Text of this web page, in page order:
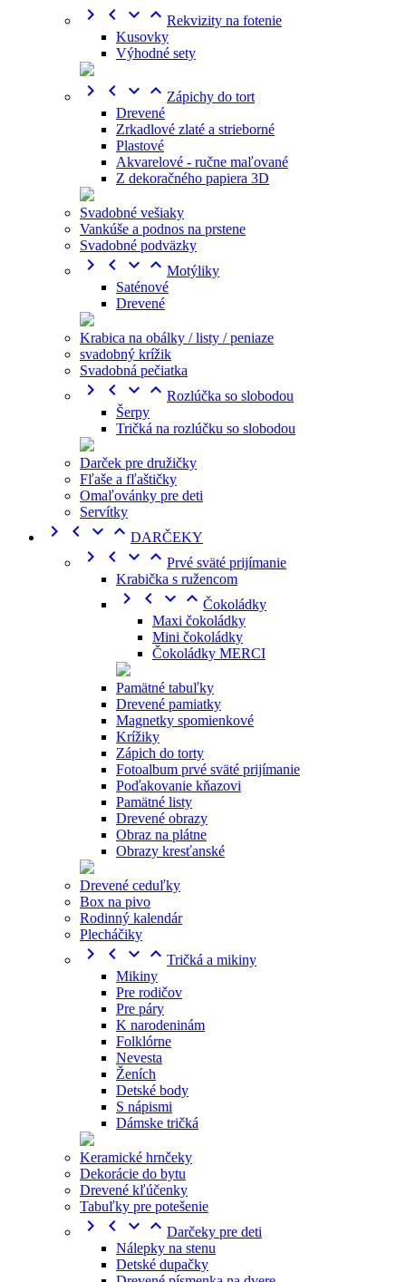
    Rekvizity na fotenie
Kusovky
Výhodné sety
    Zápichy do tort
Drevené
Zrkadlové zlaté a strieborné
Plastové
Akvarelové - ručne maľované
Z dekoračného papiera 3D
Svadobné vešiaky
Vankúše a podnos na prstene
Svadobné podväzky
    Motýliky
Saténové
Drevené
Krabica na obálky / listy / peniaze
svadobný krížik
Svadobná pečiatka
    Rozlúčka so slobodou
Šerpy
Tričká na rozlúčku so slobodou
Darček pre družičky
Fľaše a fľaštičky
Omaľovánky pre deti
Servítky
    DARČEKY
    Prvé sväté prijímanie
Krabička s ružencom
    Čokoládky
Maxi čokoládky
Mini čokoládky
Čokoládky MERCI
Pamätné tabuľky
Drevené pamiatky
Magnetky spomienkové
Krížiky
Zápich do torty
Fotoalbum prvé sväté prijímanie
Poďakovanie kňazovi
Pamätné listy
Drevené obrazy
Obraz na plátne
Obrazy kresťanské
Drevené ceduľky
Box na pivo
Rodinný kalendár
Plecháčiky
    Tričká a mikiny
Mikiny
Pre rodičov
Pre páry
K narodeninám
Folklórne
Nevesta
Ženích
Detské body
S nápismi
Dámske tričká
Keramické hrnčeky
Dekorácie do bytu
Drevené kľúčenky
Tabuľky pre potešenie
    Darčeky pre deti
Nálepky na stenu
Detské dupačky